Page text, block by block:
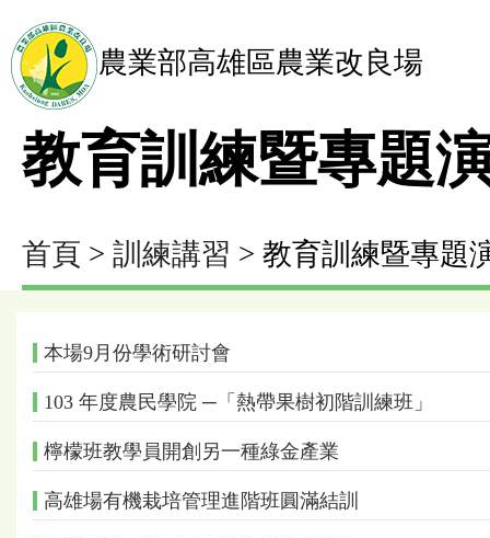
農業部高雄區農業改良場
教育訓練暨專題
首頁 > 訓練講習 > 教育訓練暨專題
本場9月份學術研討會
103 年度農民學院 ─「熱帶果樹初階訓練班」
檸檬班教學員開創另一種綠金產業
高雄場有機栽培管理進階班圓滿結訓